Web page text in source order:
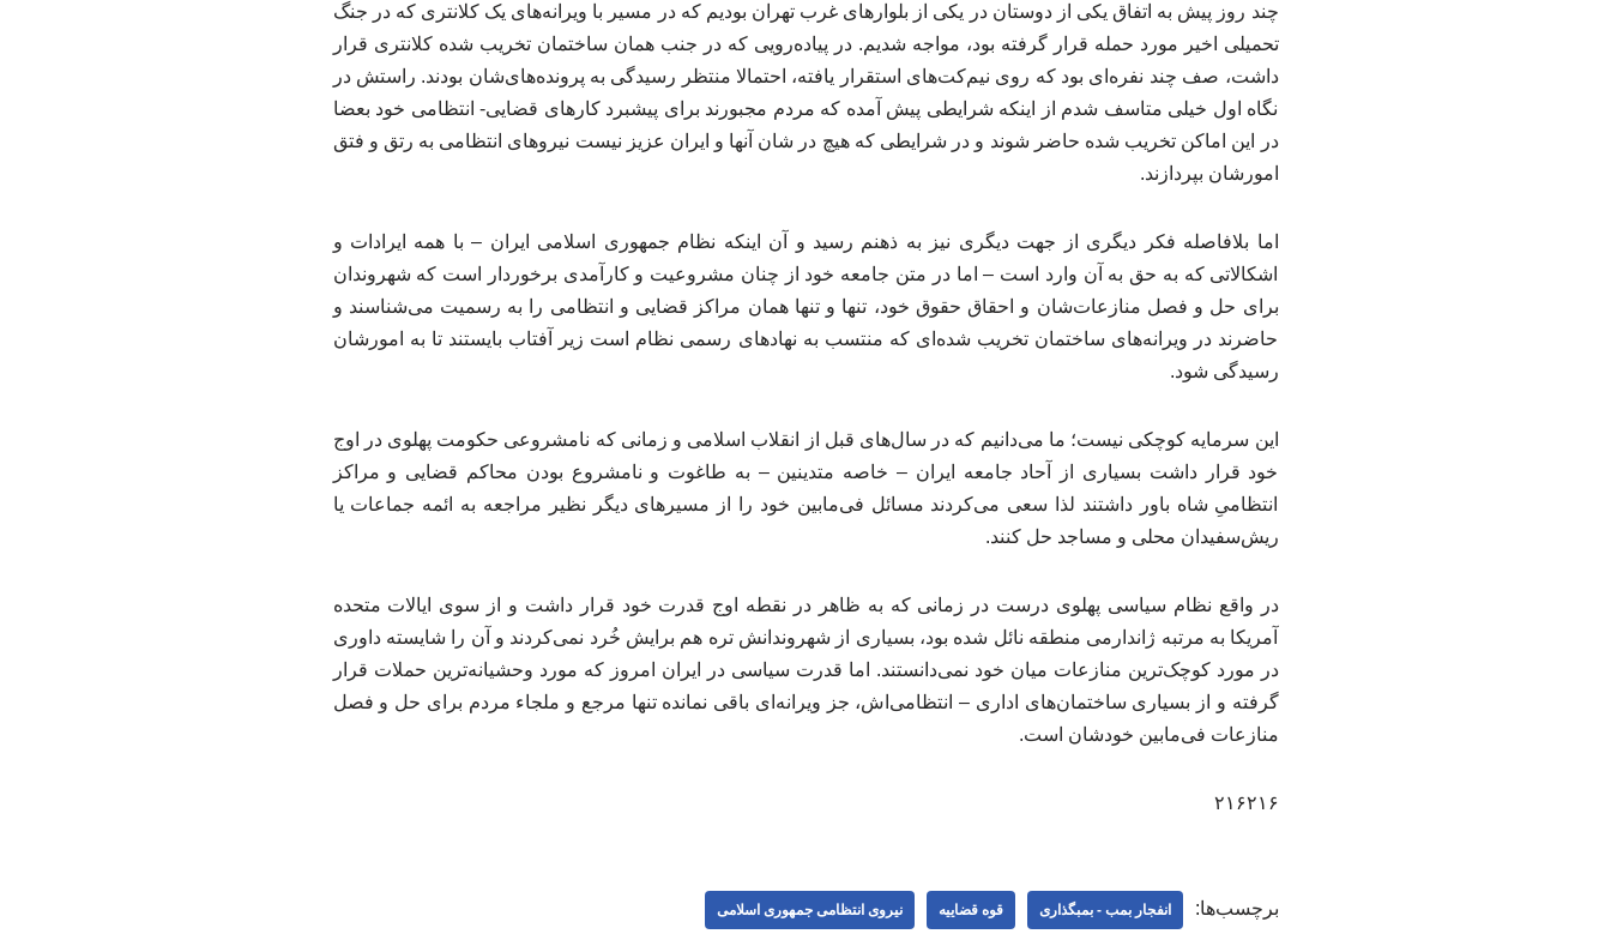
چند روز پیش به اتفاق یکی از دوستان در یکی از بلوارهای غرب تهران بودیم که در مسیر با ویرانه‌های یک کلانتری که در جنگ
تحمیلی اخیر مورد حمله قرار گرفته بود، مواجه شدیم. در پیاده‌رویی که در جنب همان ساختمان تخریب شده کلانتری قرار
داشت، صف چند نفره‌ای بود که روی نیم‌کت‌های استقرار یافته، احتمالا منتظر رسیدگی به پرونده‌های‌شان بودند. راستش در
نگاه اول خیلی متاسف شدم از اینکه شرایطی پیش آمده که مردم مجبورند برای پیشبرد کارهای قضایی- انتظامی خود بعضا
در این اماکن تخریب شده حاضر شوند و در شرایطی که هیچ در شان آنها و ایران عزیز نیست نیروهای انتظامی به رتق و فتق
امورشان بپردازند.
اما بلافاصله فکر دیگری از جهت دیگری نیز به ذهنم رسید و آن اینکه نظام جمهوری اسلامی ایران – با همه ایرادات و
اشکالاتی که به حق به آن وارد است – اما در متن جامعه خود از چنان مشروعیت و کارآمدی‌ برخوردار است که شهروندان
برای حل و فصل منازعات‌شان و احقاق حقوق خود، تنها و تنها همان مراکز قضایی و انتظامی را به رسمیت می‌شناسند و
حاضرند در ویرانه‌های ساختمان تخریب شده‌ای که منتسب به نهادهای رسمی نظام است زیر آفتاب بایستند تا به امورشان
رسیدگی شود.
این سرمایه کوچکی نیست؛ ما می‌دانیم که در سال‌های قبل از انقلاب اسلامی و زمانی که نامشروعی حکومت پهلوی در اوج
خود قرار داشت بسیاری از آحاد جامعه ایران – خاصه متدینین – به طاغوت و نامشروع بودن محاکم قضایی و مراکز
انتظامیِ شاه باور داشتند لذا سعی می‌کردند مسائل فی‌مابین خود را از مسیرهای دیگر نظیر مراجعه به ائمه جماعات یا
ریش‌سفیدان محلی و مساجد حل کنند.
در واقع نظام سیاسی پهلوی درست در زمانی که به ظاهر در نقطه اوج قدرت خود قرار داشت و از سوی ایالات متحده
آمریکا به مرتبه ژاندارمی منطقه نائل شده بود، بسیاری از شهروندانش تره هم برایش خُرد نمی‌کردند و آن را شایسته داوری
در مورد کوچک‌ترین منازعات میان خود نمی‌دانستند. اما قدرت سیاسی در ایران امروز که مورد وحشیانه‌ترین حملات قرار
گرفته و از بسیاری ساختمان‌های اداری – انتظامی‌اش، جز ویرانه‌ای باقی نمانده تنها مرجع و ملجاء مردم برای حل و فصل
منازعات فی‌مابین خودشان است.
۲۱۶۲۱۶
برچسب‌ها: انفجار بمب - بمبگذاری قوه قضاییه نیروی انتظامی جمهوری اسلامی